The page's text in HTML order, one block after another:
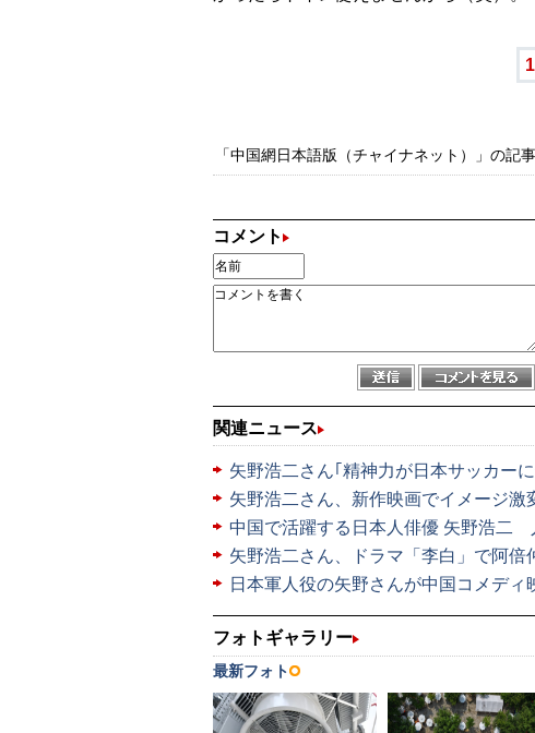
1
「中国網日本語版（チャイナネット）」の
コメント
関連ニュース
矢野浩二さん｢精神力が日本サッカー
矢野浩二さん、新作映画でイメージ
中国で活躍する日本人俳優 矢野浩二
矢野浩二さん、ドラマ「李白」で阿倍
日本軍人役の矢野さんが中国コメディ